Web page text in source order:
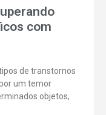
com
de transtornos
um temor
objetos,